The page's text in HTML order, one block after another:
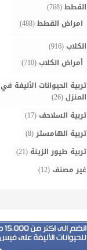
القطط(768)
امراض القطط(488)
الكلاب(916)
أمراض الكلاب(710)
تربية الحيوانات الأليفة في
المنزل(26)
تربية السلاحف(17)
تربية الهامستر(8)
تربية طيور الزينة (21)
غير مصنف(12)